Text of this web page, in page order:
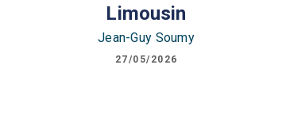
Limousin
Jean-Guy Soumy
27/05/2026